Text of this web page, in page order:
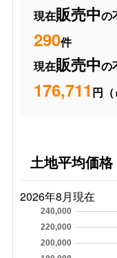
現在販売中の
290件
現在販売中の
176,711 円（
土地平均価
2026年8月現在
200,000
220,000
240,000